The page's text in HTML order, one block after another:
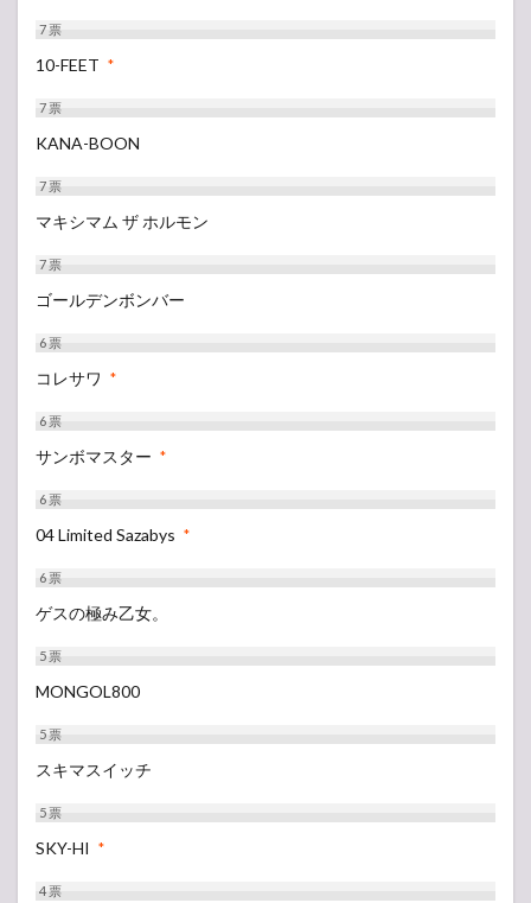
7票
10-FEET *
7票
KANA-BOON
7票
マキシマム ザ ホルモン
7票
ゴールデンボンバー
6票
コレサワ *
6票
サンボマスター *
6票
04 Limited Sazabys *
6票
ゲスの極み乙女。
5票
MONGOL800
5票
スキマスイッチ
5票
SKY-HI *
4票